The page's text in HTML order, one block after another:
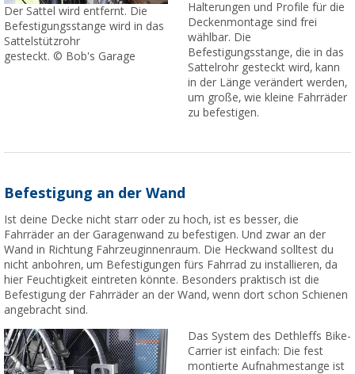
Der Sattel wird entfernt. Die
Befestigungsstange wird in das
Sattelstützrohr
gesteckt. © Bob's Garage
Halterungen und Profile für die
Deckenmontage sind frei
wählbar. Die
Befestigungsstange, die in das
Sattelrohr gesteckt wird, kann
in der Länge verändert werden,
um große, wie kleine Fahrräder
zu befestigen.
Befestigung an der Wand
Ist deine Decke nicht starr oder zu hoch, ist es besser, die
Fahrräder an der Garagenwand zu befestigen. Und zwar an der
Wand in Richtung Fahrzeuginnenraum. Die Heckwand solltest du
nicht anbohren, um Befestigungen fürs Fahrrad zu installieren, da
hier Feuchtigkeit eintreten könnte. Besonders praktisch ist die
Befestigung der Fahrräder an der Wand, wenn dort schon Schienen
angebracht sind.
Das System des Dethleffs Bike-
Carrier ist einfach: Die fest
montierte Aufnahmestange ist